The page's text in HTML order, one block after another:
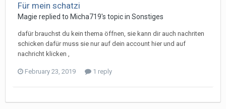
Für mein schatzi
Magie replied to Micha719's topic in Sonstiges
dafür brauchst du kein thema öffnen, sie kann dir auch nachriten
schicken dafür muss sie nur auf dein account hier und auf
nachricht klicken ,
February 23, 2019 1 reply